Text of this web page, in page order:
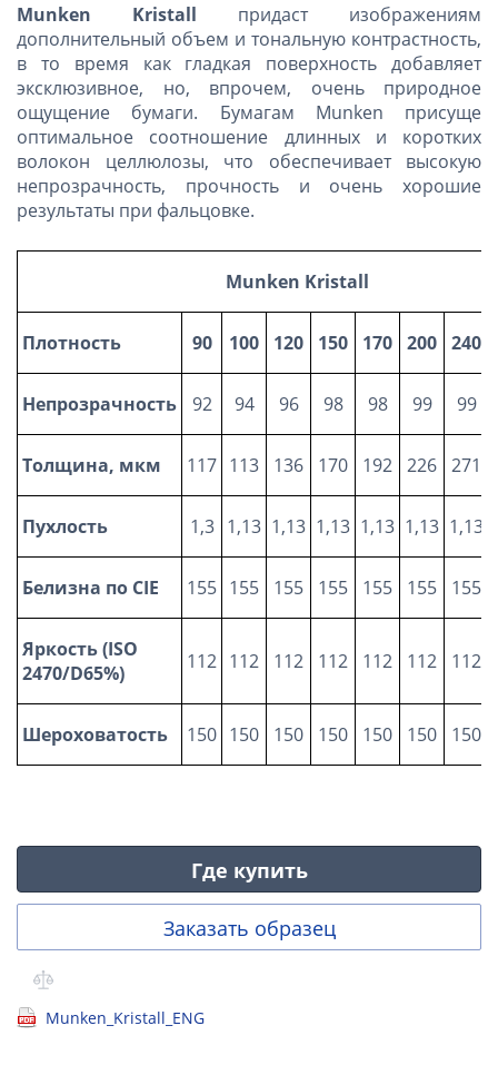
Munken Kristall
придаст изображениям
дополнительный объем и тональную контрастность,
в то время как гладкая поверхность добавляет
эксклюзивное, но, впрочем, очень природное
ощущение бумаги. Бумагам Munken присуще
оптимальное соотношение длинных и коротких
волокон целлюлозы, что обеспечивает высокую
непрозрачность, прочность и очень хорошие
результаты при фальцовке.
Munken Kristall
Плотность 90 100 120 150 170 200 240
Непрозрачность 92 94 96 98 98 99 99
Толщина, мкм 117 113 136 170 192 226 271
Пухлость 1,3 1,13 1,13 1,13 1,13 1,13 1,13
Белизна по CIE 155 155 155 155 155 155 155
Яркость (ISO
2470/D65%) 112 112 112 112 112 112 112
Шероховатость 150 150 150 150 150 150 150
Где купить
Заказать образец
Munken_Kristall_ENG